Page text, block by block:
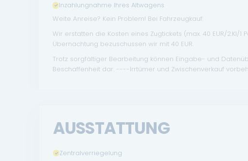
Inzahlungnahme Ihres Altwagens
Weite Anreise? Kein Problem! Bei Fahrzeugkauf:
Wir erstatten die Kosten eines Zugtickets (max. 40 EUR/
Übernachtung bezuschussen wir mit 40 EUR.
Trotz sorgfältiger Bearbeitung können Eingabe- und
Beschaffenheit dar. ----Irrtümer und Zwischenverkauf
AUSSTATTUNG
Zentralverriegelung